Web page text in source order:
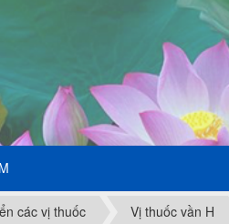
các vị thuốc Vị thuốc vần H